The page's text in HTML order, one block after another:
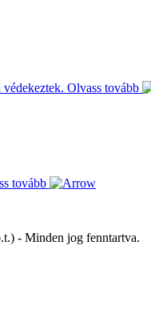
Olvass tovább
tovább
- Minden jog fenntartva.